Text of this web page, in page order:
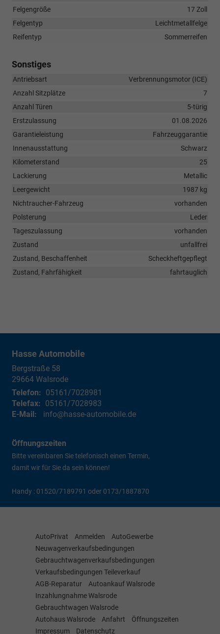
Felgengröße
17 Zoll
Felgentyp
Leichtmetallfelge
Reifentyp
Sommerreifen
Sonstiges
Antriebsart
Verbrennungsmotor (ICE)
Anzahl Sitzplätze
7
Anzahl Türen
5-türig
Erstzulassung
01.08.2026
Garantieleistung
Fahrzeuggarantie
Innenausstattung
Schwarz
Kilometerstand
25
Lackierung
Metallic
Leergewicht
1987 kg
Nichtraucher-Fahrzeug
vorhanden
Polsterung
Leder
Tageszulassung
vorhanden
Zustand
unfallfrei
Zustand, Beschaffenheit
Scheckheftgepflegt
Zustand, Fahrfähigkeit
fahrtauglich
Hasse Automobile
Bergstraße 58
29664 Walsrode
Telefon: 05161/7028981
Telefax: 05161/7028983
E-Mail:
info@hasse-automobile.de
Öffnungszeiten
Bitte vereinbaren Sie telefonisch einen Termin,
damit wir für Sie da sein können!
Handy : 01520/7189791 oder 0173/1887870
AutoPrivat Anmelden
AutoGewerbe
Neuwagenverkaufsbedingungen
Gebrauchtwagenverkaufsbedingungen
Verkaufsbedingungen Teileverkauf
AGB-Reparatur
Autoankauf Walsrode
Inzahlungnahme Walsrode
Gebrauchtwagen Walsrode
Autohaus Walsrode
Anfahrt
Öffnungszeiten
Impressum
Datenschutz